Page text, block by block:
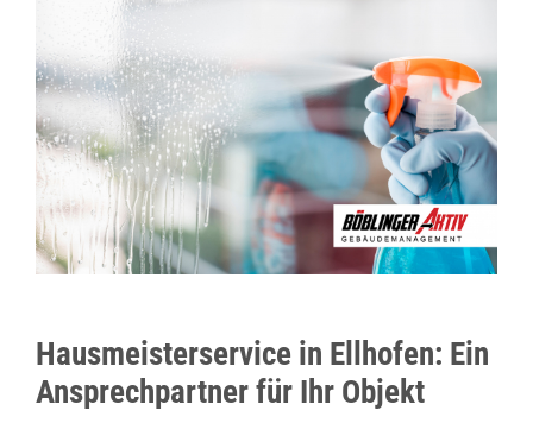
Hausmeisterservice in Ellhofen: Ein
Ansprechpartner für Ihr Objekt